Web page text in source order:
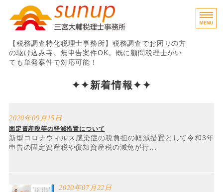
税務調査専門税理士
【税務調査特化税理士事務所】税務調査でお困りの方
の駆け込み寺。無申告案件OK。既に顧問税理士がい
ても単発案件で対応可能！
ご利用の流れ
事務所概要
✦✦新着情報✦✦
2020年09月15日
固定資産税等の軽減措置について
新型コロナウィルス感染症の税負担の軽減措置として令和3年
申告の固定資産税や償却資産税の減免が行...
2020年07月22日